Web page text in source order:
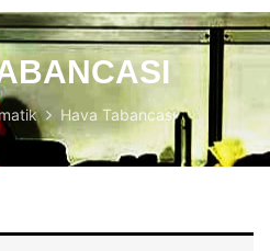
Hava Tabancası